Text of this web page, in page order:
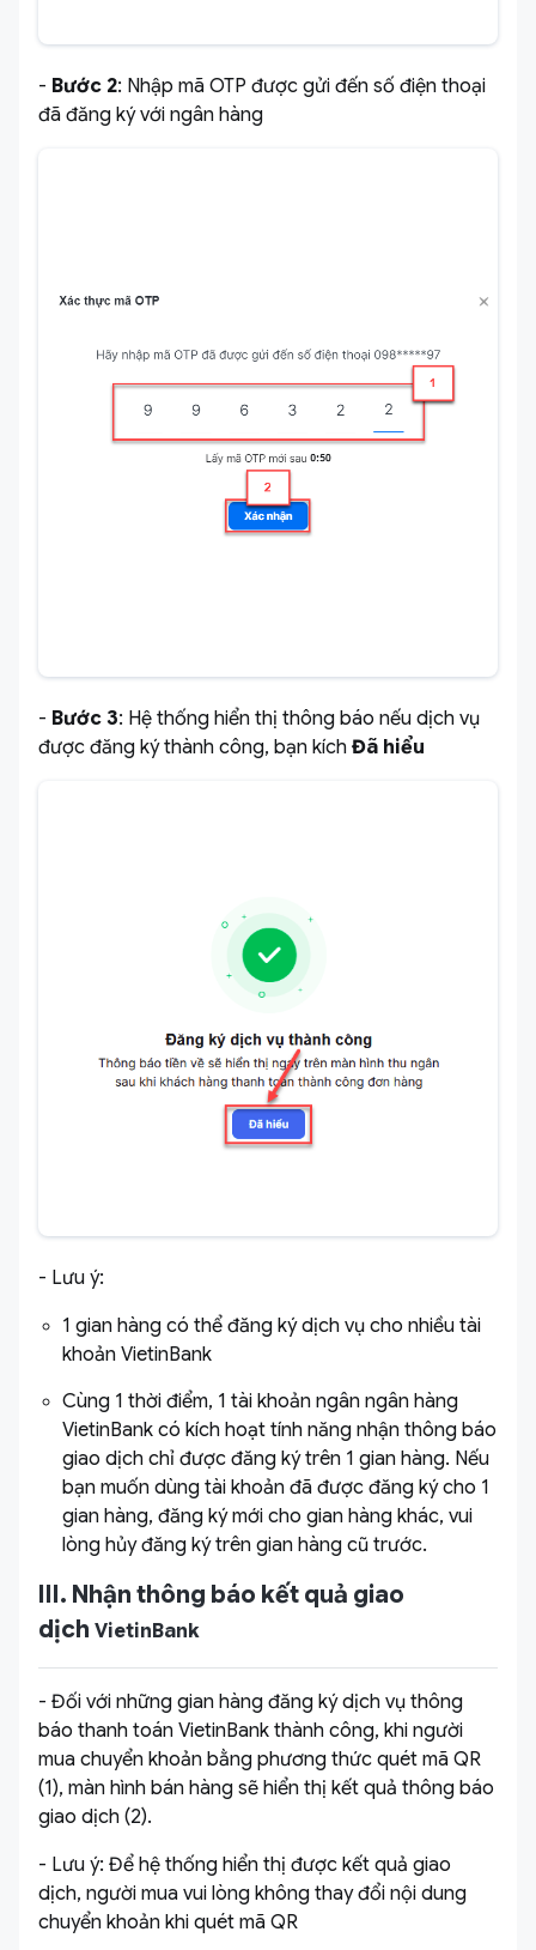
- Bước 2: Nhập mã OTP được gửi đến số điện thoại
đã đăng ký với ngân hàng
- Bước 3: Hệ thống hiển thị thông báo nếu dịch vụ
được đăng ký thành công, bạn kích Đã hiểu
- Lưu ý:
1 gian hàng có thể đăng ký dịch vụ cho nhiều tài
khoản VietinBank
Cùng 1 thời điểm, 1 tài khoản ngân ngân hàng
VietinBank có kích hoạt tính năng nhận thông báo
giao dịch chỉ được đăng ký trên 1 gian hàng. Nếu
bạn muốn dùng tài khoản đã được đăng ký cho 1
gian hàng, đăng ký mới cho gian hàng khác, vui
lòng hủy đăng ký trên gian hàng cũ trước.
III. Nhận thông báo kết quả giao
dịch VietinBank
- Đối với những gian hàng đăng ký dịch vụ thông
báo thanh toán VietinBank thành công, khi người
mua chuyển khoản bằng phương thức quét mã QR
(1), màn hình bán hàng sẽ hiển thị kết quả thông báo
giao dịch (2).
- Lưu ý: Để hệ thống hiển thị được kết quả giao
dịch, người mua vui lòng không thay đổi nội dung
chuyển khoản khi quét mã QR